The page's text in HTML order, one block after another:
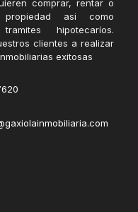
comprar, rentar o
asi como
hipotecaríos.
clientes a realizar
exitosas